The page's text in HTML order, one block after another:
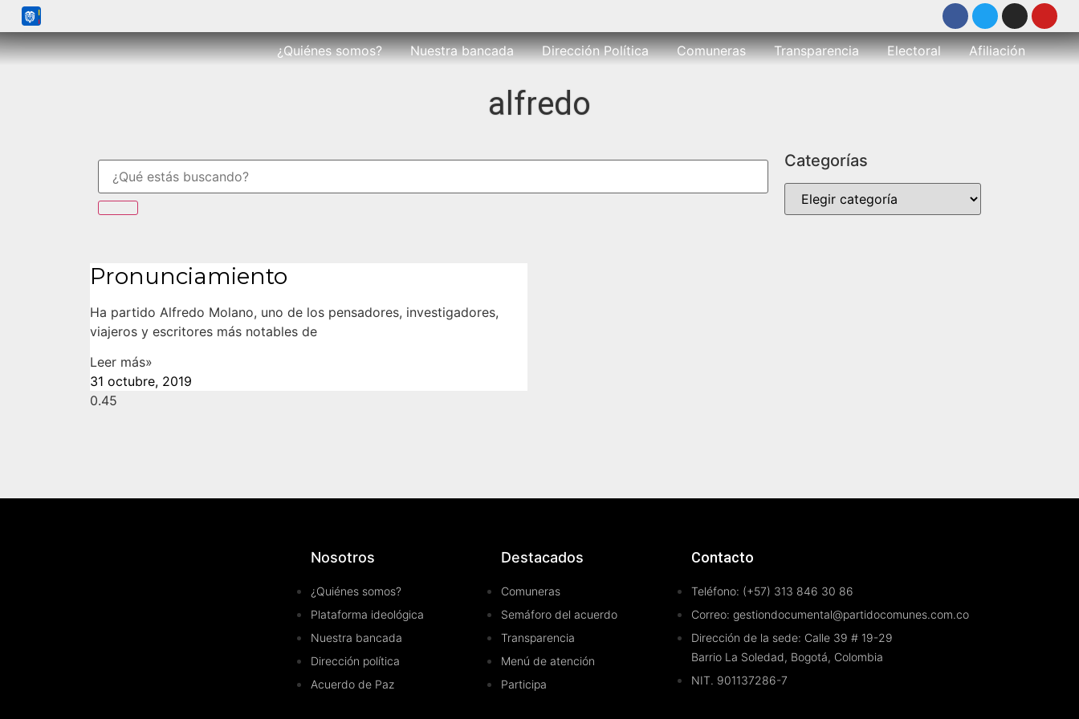
¿Quiénes somos? Nuestra bancada Dirección Política Comuneras Transparencia Electoral Afiliación
alfredo
Categorías
Pronunciamiento
Ha partido Alfredo Molano, uno de los pensadores, investigadores,
viajeros y escritores más notables de
Leer más»
31 octubre, 2019
Nosotros
¿Quiénes somos?
Plataforma ideológica
Nuestra bancada
Dirección política
Acuerdo de Paz
Destacados
Comuneras
Semáforo del acuerdo
Transparencia
Menú de atención
Participa
Contacto
Teléfono: (+57) 313 846 30 86
Correo: gestiondocumental@partidocomunes.com.co
Dirección de la sede: Calle 39 # 19-29
Barrio La Soledad, Bogotá, Colombia
NIT. 901137286-7